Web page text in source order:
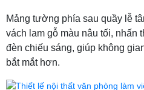
Mảng tường phía sau quầy lễ
vách lam gỗ màu nâu tối, nhấn
đèn chiếu sáng, giúp không
bắt mắt hơn.